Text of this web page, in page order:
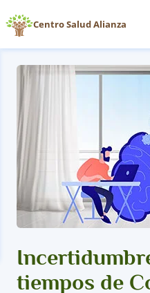
Centro Salud Alianza
tiempos de